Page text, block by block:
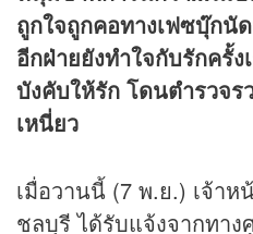
ถูกใจถูกคอทางเฟซบุ๊กนั
อีกฝ่ายยังทำใจกับรักครั้
บังคับให้รัก โดนตำรวจ
เหนี่ยว
เมื่อวานนี้ (7 พ.ย.) เจ้าห
ชลบุรี ได้รับแจ้งจากทา